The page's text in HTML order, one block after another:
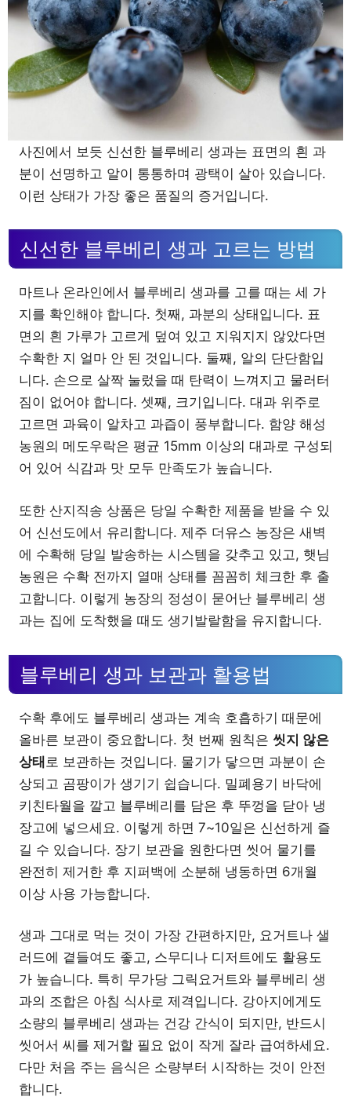
사진에서 보듯 신선한 블루베리 생과는 표면의 흰 과
분이 선명하고 알이 통통하며 광택이 살아 있습니다.
이런 상태가 가장 좋은 품질의 증거입니다.
신선한 블루베리 생과 고르는 방법
마트나 온라인에서 블루베리 생과를 고를 때는 세 가
지를 확인해야 합니다. 첫째, 과분의 상태입니다. 표
면의 흰 가루가 고르게 덮여 있고 지워지지 않았다면
수확한 지 얼마 안 된 것입니다. 둘째, 알의 단단함입
니다. 손으로 살짝 눌렀을 때 탄력이 느껴지고 물러터
짐이 없어야 합니다. 셋째, 크기입니다. 대과 위주로
고르면 과육이 알차고 과즙이 풍부합니다. 함양 해성
농원의 메도우락은 평균 15mm 이상의 대과로 구성되
어 있어 식감과 맛 모두 만족도가 높습니다.
또한 산지직송 상품은 당일 수확한 제품을 받을 수 있
어 신선도에서 유리합니다. 제주 더유스 농장은 새벽
에 수확해 당일 발송하는 시스템을 갖추고 있고, 햇님
농원은 수확 전까지 열매 상태를 꼼꼼히 체크한 후 출
고합니다. 이렇게 농장의 정성이 묻어난 블루베리 생
과는 집에 도착했을 때도 생기발랄함을 유지합니다.
블루베리 생과 보관과 활용법
수확 후에도 블루베리 생과는 계속 호흡하기 때문에
올바른 보관이 중요합니다. 첫 번째 원칙은 씻지 않은
상태 로 보관하는 것입니다. 물기가 닿으면 과분이 손
상되고 곰팡이가 생기기 쉽습니다. 밀폐용기 바닥에
키친타월을 깔고 블루베리를 담은 후 뚜껑을 닫아 냉
장고에 넣으세요. 이렇게 하면 7~10일은 신선하게 즐
길 수 있습니다. 장기 보관을 원한다면 씻어 물기를
완전히 제거한 후 지퍼백에 소분해 냉동하면 6개월
이상 사용 가능합니다.
생과 그대로 먹는 것이 가장 간편하지만, 요거트나 샐
러드에 곁들여도 좋고, 스무디나 디저트에도 활용도
가 높습니다. 특히 무가당 그릭요거트와 블루베리 생
과의 조합은 아침 식사로 제격입니다. 강아지에게도
소량의 블루베리 생과는 건강 간식이 되지만, 반드시
씻어서 씨를 제거할 필요 없이 작게 잘라 급여하세요.
다만 처음 주는 음식은 소량부터 시작하는 것이 안전
합니다.